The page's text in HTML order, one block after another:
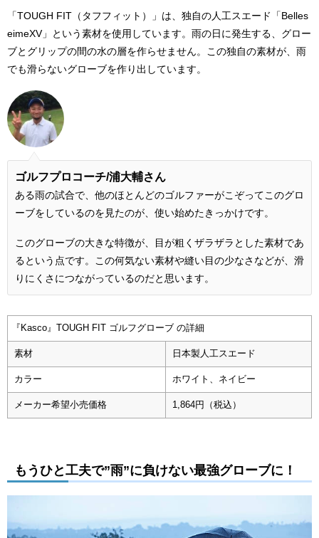
「TOUGH FIT（タフフィット）」は、独自の人工スエード「Belles
eimeXV」という素材を使用しています。雨の日に発生する、グロー
ブとグリップの間の水の層を作らせません。この独自の素材が、雨
でも滑らないグローブを作り出しています。
ゴルフプロコーチ/浦大輔さん
ある雨の試合で、他のほとんどのゴルファーがこぞってこのグロ
ーブをしているのを見たのが、使い始めたきっかけです。
このグローブの大きな特徴が、目が粗くザラザラとした素材であ
るという点です。この何気ない素材や縫い目の少なさなどが、滑
りにくさにつながっているのだと思います。
『Kasco』TOUGH FIT ゴルフグローブ の詳細
素材 日本製人工スエード
カラー ホワイト、ネイビー
メーカー希望小売価格 1,864円（税込）
もうひと工夫で”雨”に負けない最強グローブに！